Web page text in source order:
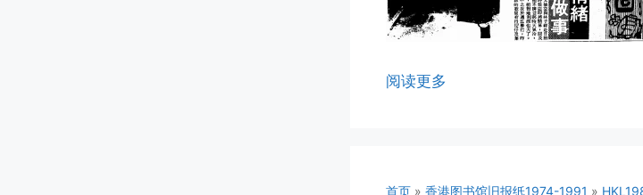
阅读更多
首页 » 香港图书馆旧报纸1974-1991 »